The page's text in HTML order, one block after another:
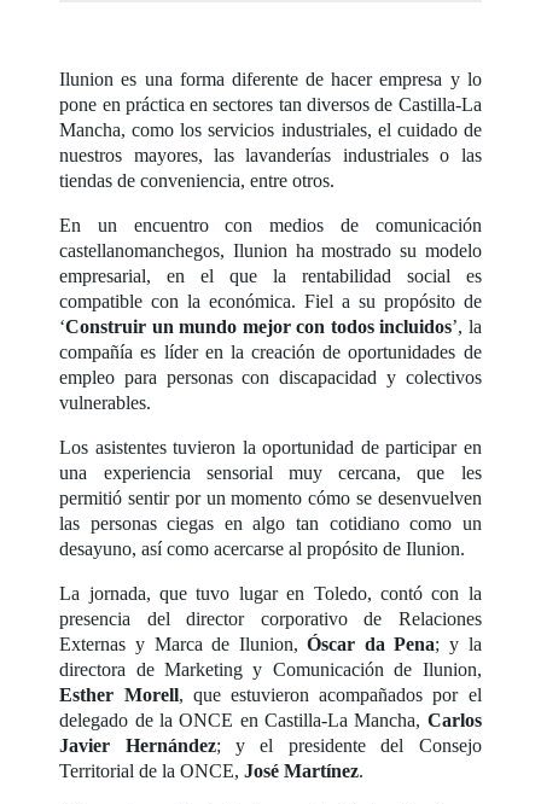
Ilunion es una forma diferente de hacer empresa y lo
pone en práctica en sectores tan diversos de Castilla-La
Mancha, como los servicios industriales, el cuidado de
nuestros mayores, las lavanderías industriales o las
tiendas de conveniencia, entre otros.
En un encuentro con medios de comunicación
castellanomanchegos, Ilunion ha mostrado su modelo
empresarial, en el que la rentabilidad social es
compatible con la económica. Fiel a su propósito de
‘Construir un mundo mejor con todos incluidos’, la
compañía es líder en la creación de oportunidades de
empleo para personas con discapacidad y colectivos
vulnerables.
Los asistentes tuvieron la oportunidad de participar en
una experiencia sensorial muy cercana, que les
permitió sentir por un momento cómo se desenvuelven
las personas ciegas en algo tan cotidiano como un
desayuno, así como acercarse al propósito de Ilunion.
La jornada, que tuvo lugar en Toledo, contó con la
presencia del director corporativo de Relaciones
Externas y Marca de Ilunion,Óscar da Pena; y la
directora de Marketing y Comunicación de Ilunion,
Esther Morell, que estuvieron acompañados por el
delegado de la ONCE en Castilla-La Mancha, Carlos
Javier Hernández; y el presidente del Consejo
Territorial de la ONCE, José Martínez.